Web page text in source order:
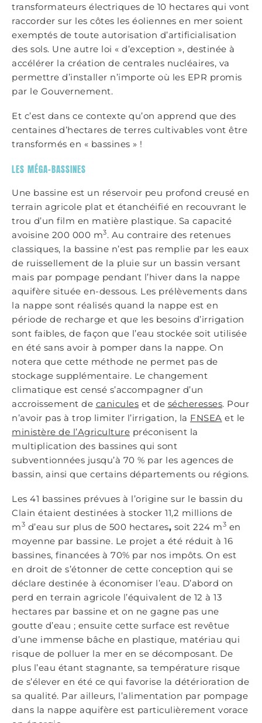
transformateurs électriques de 10 hectares qui vont
raccorder sur les côtes les éoliennes en mer soient
exemptés de toute autorisation d’artificialisation
des sols. Une autre loi « d’exception », destinée à
accélérer la création de centrales nucléaires, va
permettre d’installer n’importe où les EPR promis
par le Gouvernement.
Et c’est dans ce contexte qu’on apprend que des
centaines d’hectares de terres cultivables vont être
transformés en « bassines » !
LES MÉGA-BASSINES
Une bassine est un réservoir peu profond creusé en
terrain agricole plat et étanchéifié en recouvrant le
trou d’un film en matière plastique. Sa capacité
avoisine 200 000 m3. Au contraire des retenues
classiques, la bassine n’est pas remplie par les eaux
de ruissellement de la pluie sur un bassin versant
mais par pompage pendant l’hiver dans la nappe
aquifère située en-dessous. Les prélèvements dans
la nappe sont réalisés quand la nappe est en
période de recharge et que les besoins d’irrigation
sont faibles, de façon que l’eau stockée soit utilisée
en été sans avoir à pomper dans la nappe. On
notera que cette méthode ne permet pas de
stockage supplémentaire. Le changement
climatique est censé s’accompagner d’un
accroissement de canicules et de sécheresses. Pour
n’avoir pas à trop limiter l’irrigation, la FNSEA et le
ministère de l’Agriculture préconisent la
multiplication des bassines qui sont
subventionnées jusqu’à 70 % par les agences de
bassin, ainsi que certains départements ou régions.
Les 41 bassines prévues à l’origine sur le bassin du
Clain étaient destinées à stocker 11,2 millions de
m3 d’eau sur plus de 500 hectares, soit 224 m3 en
moyenne par bassine. Le projet a été réduit à 16
bassines, financées à 70% par nos impôts. On est
en droit de s’étonner de cette conception qui se
déclare destinée à économiser l’eau. D’abord on
perd en terrain agricole l’équivalent de 12 à 13
hectares par bassine et on ne gagne pas une
goutte d’eau ; ensuite cette surface est revêtue
d’une immense bâche en plastique, matériau qui
risque de polluer la mer en se décomposant. De
plus l’eau étant stagnante, sa température risque
de s’élever en été ce qui favorise la détérioration de
sa qualité. Par ailleurs, l’alimentation par pompage
dans la nappe aquifère est particulièrement vorace